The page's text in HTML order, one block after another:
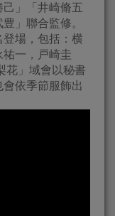
」「井崎脩五
」聯合監修。
場，包括：横
一，戸崎圭
花」域會以秘書
依季節服飾出